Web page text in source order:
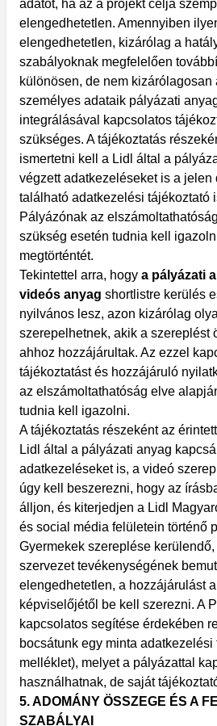
adatot, ha az a projekt célja
elengedhetetlen. Amennyiben
elengedhetetlen, kizárólag a
szabályoknak megfelelően
különösen, de nem kizárólagosan
személyes adataik pályázati
integrálásával kapcsolatos
szükséges. A tájékoztatás
ismertetni kell a Lidl által a
végzett adatkezeléseket is a jelen
található adatkezelési tájékoztató
Pályázónak az
szükség esetén tudnia kell
megtörténtét.
Tekintettel arra, hogy a pályázati
videós anyag shortlistre kerülés
nyilvános lesz, azon kizárólag
szerepelhetnek, akik a szereplést
ahhoz hozzájárultak. Az ezzel
tájékoztatást és hozzájáruló
az elszámoltathatóság elve
tudnia kell igazolni.
A tájékoztatás részeként az
Lidl által a pályázati anyag
adatkezeléseket is, a videó
úgy kell beszerezni, hogy az
álljon, és kiterjedjen a Lidl
és social média felületein történő
Gyermekek szereplése
szervezet tevékenységének
elengedhetetlen, a hozzájárulást
képviselőjétől be kell szerezni. A
kapcsolatos segítése érdekében
bocsátunk egy minta adatkezelési
melléklet), melyet a pályázattal
használhatnak, de saját
5. ADOMÁNY ÖSSZEGE ÉS A
SZABÁLYAI